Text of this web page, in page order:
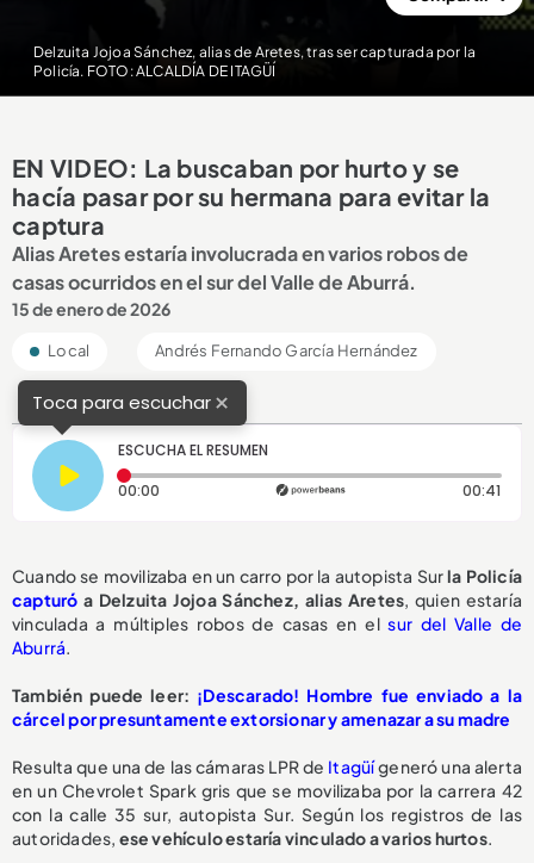
Delzuita Jojoa Sánchez, alias de Aretes, tras ser capturada por la
Policía. FOTO: ALCALDÍA DE ITAGÜÍ
EN VIDEO: La buscaban por hurto y se
hacía pasar por su hermana para evitar la
captura
Alias Aretes estaría involucrada en varios robos de
casas ocurridos en el sur del Valle de Aburrá.
15 de enero de 2026
Local Andrés Fernando García Hernández
Toca para escuchar×
ESCUCHA EL RESUMEN
00:00 Tiempo transcurrido: 0 segundos 00:41
Cuando se movilizaba en un carro por la autopista Surla Policía
capturó a Delzuita Jojoa Sánchez, alias Aretes, quien estaría
vinculada a múltiples robos de casas en elsur del Valle de
Aburrá.
También puede leer: ¡Descarado! Hombre fue enviado a la
cárcel por presuntamente extorsionar y amenazar a su madre
Resulta que una de las cámaras LPR de Itagüígeneró una alerta
en un Chevrolet Spark gris que se movilizaba por la carrera 42
con la calle 35 sur, autopista Sur. Según los registros de las
autoridades, ese vehículo estaría vinculado a varios hurtos.